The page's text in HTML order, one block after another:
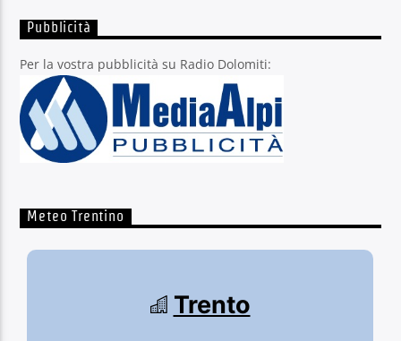
Pubblicità
Per la vostra pubblicità su Radio Dolomiti:
Meteo Trentino